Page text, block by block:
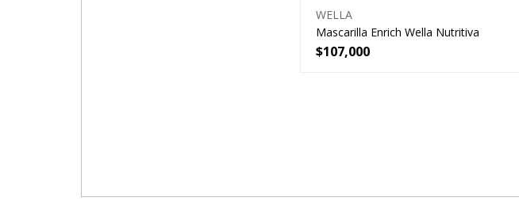
WELLA
Mascarilla Enrich Wella Nutritiva
$107,000